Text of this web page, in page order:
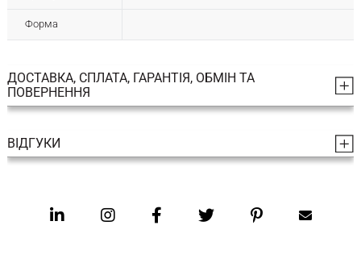
Форма
ДОСТАВКА, СПЛАТА, ГАРАНТІЯ, ОБМІН ТА
ПОВЕРНЕННЯ
ВІДГУКИ